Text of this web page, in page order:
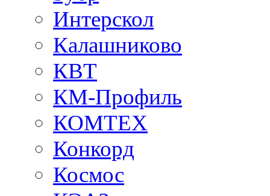
Интерскол
Калашниково
КВТ
КМ-Профиль
КОМТЕХ
Конкорд
Космос